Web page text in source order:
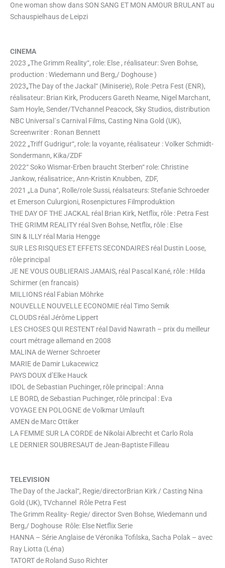
One woman show dans SON SANG ET MON AMOUR BRULANT au
Schauspielhaus de Leipzi
CINEMA
2023 „The Grimm Reality“, role: Else , réalisateur: Sven Bohse,
production : Wiedemann und Berg,/ Doghouse )
2023„The Day of the Jackal“ (Miniserie), Role :Petra Fest (ENR),
réalisateur: Brian Kirk, Producers Gareth Neame, Nigel Marchant,
Sam Hoyle, Sender/TVchannel Peacock, Sky Studios, distribution
NBC Universal´s Carnival Films, Casting Nina Gold (UK),
Screenwriter : Ronan Bennett
2022 „Triff Gudrigur“, role: la voyante, réalisateur : Volker Schmidt-
Sondermann, Kika/ZDF
2022“ Soko Wismar-Erben braucht Sterben“ role: Christine
Jankow, réalisatrice:, Ann-Kristin Knubben, ZDF,
2021 „La Duna“, Rolle/role Sussi, réalsateurs: Stefanie Schroeder
et Emerson Culurgioni, Rosenpictures Filmproduktion
THE DAY OF THE JACKAL réal Brian Kirk, Netflix, rôle : Petra Fest
THE GRIMM REALITY réal Sven Bohse, Netflix, rôle : Else
SIN & ILLY réal Maria Hengge
SUR LES RISQUES ET EFFETS SECONDAIRES réal Dustin Loose,
rôle principal
JE NE VOUS OUBLIERAIS JAMAIS, réal Pascal Kané, rôle : Hilda
Schirmer (en francais)
MILLIONS réal Fabian Möhrke
NOUVELLE NOUVELLE ECONOMIE réal Timo Semik
CLOUDS réal Jérôme Lippert
LES CHOSES QUI RESTENT réal David Nawrath – prix du meilleur
court métrage allemand en 2008
MALINA de Werner Schroeter
MARIE de Damir Lukacewicz
PAYS DOUX d’Elke Hauck
IDOL de Sebastian Puchinger, rôle principal : Anna
LE BORD, de Sebastian Puchinger, rôle principal : Eva
VOYAGE EN POLOGNE de Volkmar Umlauft
AMEN de Marc Ottiker
LA FEMME SUR LA CORDE de Nikolai Albrecht et Carlo Rola
LE DERNIER SOUBRESAUT de Jean-Baptiste Filleau
TELEVISION
The Day of the Jackal“, Regie/directorBrian Kirk / Casting Nina
Gold (UK), TVchannel Rôle Petra Fest
The Grimm Reality- Regie/ director Sven Bohse, Wiedemann und
Berg,/ Doghouse Rôle: Else Netflix Serie
HANNA – Série Anglaise de Véronika Tofilska, Sacha Polak – avec
Ray Liotta (Léna)
TATORT de Roland Suso Richter